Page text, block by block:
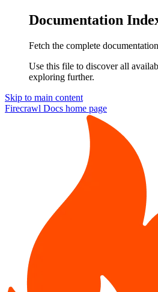
Documentation
Fetch the complete
Use this file to discover all
exploring further.
Skip to main content
Firecrawl Docs home page